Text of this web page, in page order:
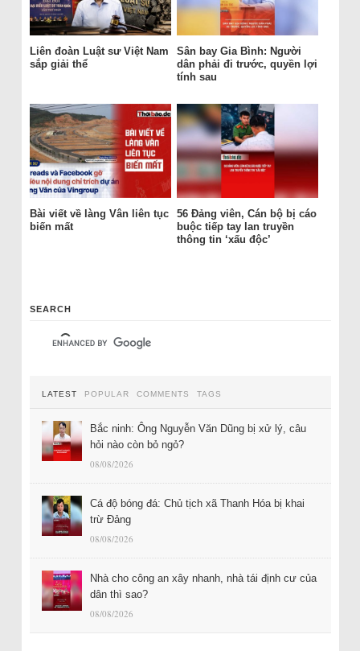
Liên đoàn Luật sư Việt Nam
sắp giải thể
Sân bay Gia Bình: Người
dân phải đi trước, quyền lợi
tính sau
Bài viết về làng Vân liên tục
biến mất
56 Đảng viên, Cán bộ bị cáo
buộc tiếp tay lan truyền
thông tin ‘xấu độc’
SEARCH
LATEST POPULAR COMMENTS TAGS
Bắc ninh: Ông Nguyễn Văn Dũng bị xử lý, câu
hỏi nào còn bỏ ngỏ?
08/08/2026
Cá độ bóng đá: Chủ tịch xã Thanh Hóa bị khai
trừ Đảng
08/08/2026
Nhà cho công an xây nhanh, nhà tái định cư của
dân thì sao?
08/08/2026